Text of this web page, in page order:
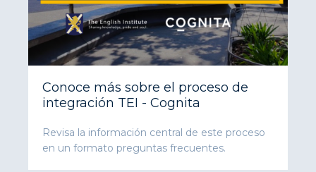
Conoce más sobre el proceso de
integración TEI - Cognita
Revisa la información central de este proceso
en un formato preguntas frecuentes.